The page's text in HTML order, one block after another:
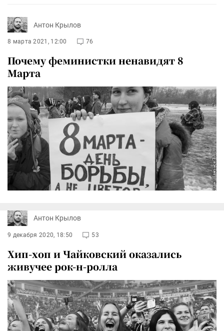
Антон Крылов
8 марта 2021, 12:00 76
Почему феминистки ненавидят 8
Марта
Антон Крылов
9 декабря 2020, 18:50 53
Хип-хоп и Чайковский оказались
живучее рок-н-ролла